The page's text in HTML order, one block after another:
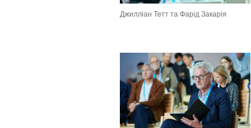
Джилліан Тетт та Фарід Закарія